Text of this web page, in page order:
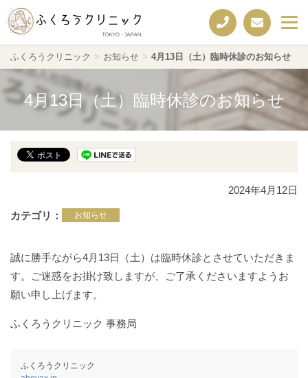
ふくろうクリニック > お知らせ > 4月13日（土）臨時休診のお知らせ
4月13日（土）臨時休診のお知らせ
2024年4月12日
カテゴリ お知らせ
誠に勝手ながら4月13日（土）は臨時休診とさせていただきま
す。ご迷惑をお掛け致しますが、ご了承くださいますようお
願い申し上げます。
ふくろうクリニック 事務局
ふくろうクリニック